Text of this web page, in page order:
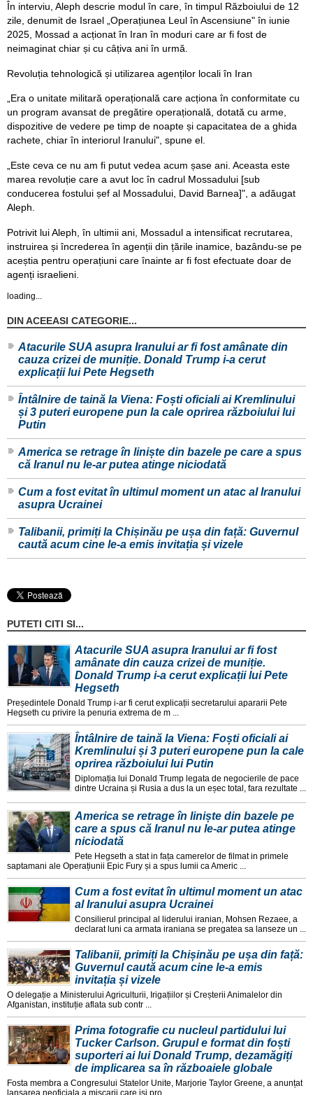
În interviu, Aleph descrie modul în care, în timpul Războiului de 12
zile, denumit de Israel „Operațiunea Leul în Ascensiune" în iunie
2025, Mossad a acționat în Iran în moduri care ar fi fost de
neimaginat chiar și cu câțiva ani în urmă.
Revoluția tehnologică și utilizarea agenților locali în Iran
„Era o unitate militară operațională care acționa în conformitate cu
un program avansat de pregătire operațională, dotată cu arme,
dispozitive de vedere pe timp de noapte și capacitatea de a ghida
rachete, chiar în interiorul Iranului", spune el.
„Este ceva ce nu am fi putut vedea acum șase ani. Aceasta este
marea revoluție care a avut loc în cadrul Mossadului [sub
conducerea fostului șef al Mossadului, David Barnea]", a adăugat
Aleph.
Potrivit lui Aleph, în ultimii ani, Mossadul a intensificat recrutarea,
instruirea și încrederea în agenții din țările inamice, bazându-se pe
aceștia pentru operațiuni care înainte ar fi fost efectuate doar de
agenți israelieni.
loading...
DIN ACEEASI CATEGORIE...
Atacurile SUA asupra Iranului ar fi fost amânate din
cauza crizei de muniție. Donald Trump i-a cerut
explicații lui Pete Hegseth
Întâlnire de taină la Viena: Foști oficiali ai Kremlinului
și 3 puteri europene pun la cale oprirea războiului lui
Putin
America se retrage în liniște din bazele pe care a spus
că Iranul nu le-ar putea atinge niciodată
Cum a fost evitat în ultimul moment un atac al Iranului
asupra Ucrainei
Talibanii, primiți la Chișinău pe ușa din față: Guvernul
caută acum cine le-a emis invitația și vizele
PUTETI CITI SI...
Atacurile SUA asupra Iranului ar fi fost
amânate din cauza crizei de muniție.
Donald Trump i-a cerut explicații lui Pete
Hegseth
Președintele Donald Trump i-ar fi cerut explicații secretarului apararii Pete
Hegseth cu privire la penuria extrema de m ...
Întâlnire de taină la Viena: Foști oficiali ai
Kremlinului și 3 puteri europene pun la cale
oprirea războiului lui Putin
Diplomația lui Donald Trump legata de negocierile de pace
dintre Ucraina și Rusia a dus la un eșec total, fara rezultate ...
America se retrage în liniște din bazele pe
care a spus că Iranul nu le-ar putea atinge
niciodată
Pete Hegseth a stat in fața camerelor de filmat in primele
saptamani ale Operațiunii Epic Fury și a spus lumii ca Americ ...
Cum a fost evitat în ultimul moment un atac
al Iranului asupra Ucrainei
Consilierul principal al liderului iranian, Mohsen Rezaee, a
declarat luni ca armata iraniana se pregatea sa lanseze un ...
Talibanii, primiți la Chișinău pe ușa din față:
Guvernul caută acum cine le-a emis
invitația și vizele
O delegație a Ministerului Agriculturii, Irigațiilor și Creșterii Animalelor din
Afganistan, instituție aflata sub contr ...
Prima fotografie cu nucleul partidului lui
Tucker Carlson. Grupul e format din foști
suporteri ai lui Donald Trump, dezamăgiți
de implicarea sa în războaiele globale
Fosta membra a Congresului Statelor Unite, Marjorie Taylor Greene, a anunțat